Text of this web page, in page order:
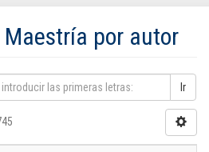
por autor
Ir